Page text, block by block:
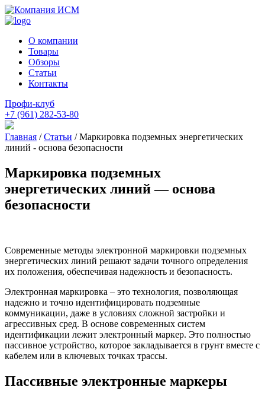
О компании
Товары
Обзоры
Статьи
Контакты
Профи-клуб
+7 (961) 282-53-80
Главная /Статьи /Маркировка подземных энергетических
линий - основа безопасности
Маркировка подземных
энергетических линий — основа
безопасности
Современные методы электронной маркировки подземных
энергетических линий решают задачи точного определения
их положения, обеспечивая надежность и безопасность.
Электронная маркировка – это технология, позволяющая
надежно и точно идентифицировать подземные
коммуникации, даже в условиях сложной застройки и
агрессивных сред. В основе современных систем
идентификации лежит электронный маркер. Это полностью
пассивное устройство, которое закладывается в грунт вместе с
кабелем или в ключевых точках трассы.
Пассивные электронные маркеры